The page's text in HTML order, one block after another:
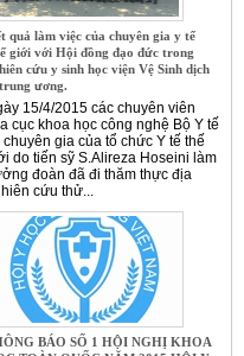
quả làm việc của chuyên gia y tế
giới với Hội đồng đạo đức trong
cứu y sinh học viện Vệ Sinh dịch
ương.
15/4/2015 các chuyên viên
cục khoa học công nghệ Bộ Y tế
chuyên gia của tổ chức Y tế thế
do tiến sỹ S.Alireza Hoseini làm
đoàn đã đi thăm thực địa
cứu thử...
BÁO SỐ 1 HỘI NGHỊ KHOA